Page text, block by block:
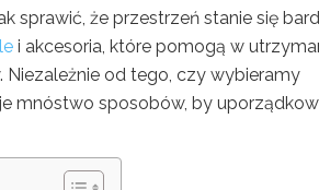
sprawić, że przestrzeń stanie się
i akcesoria, które pomogą w
od tego, czy wybieramy
mnóstwo sposobów, by